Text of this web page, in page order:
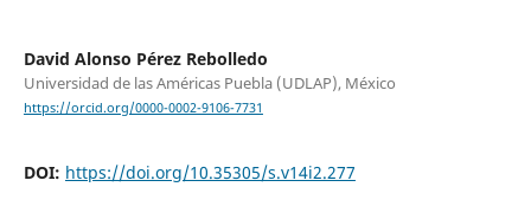
David Alonso Pérez Rebolledo
Universidad de las Américas Puebla (UDLAP), México
https://orcid.org/0000-0002-9106-7731
DOI: https://doi.org/10.35305/s.v14i2.277